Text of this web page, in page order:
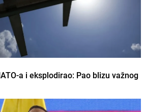
a i eksplodirao: Pao blizu važnog